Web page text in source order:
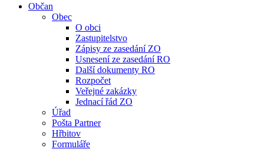
Občan
Obec
O obci
Zastupitelstvo
Zápisy ze zasedání ZO
Usnesení ze zasedání RO
Další dokumenty RO
Rozpočet
Veřejné zakázky
Jednací řád ZO
Úřad
Pošta Partner
Hřbitov
Formuláře